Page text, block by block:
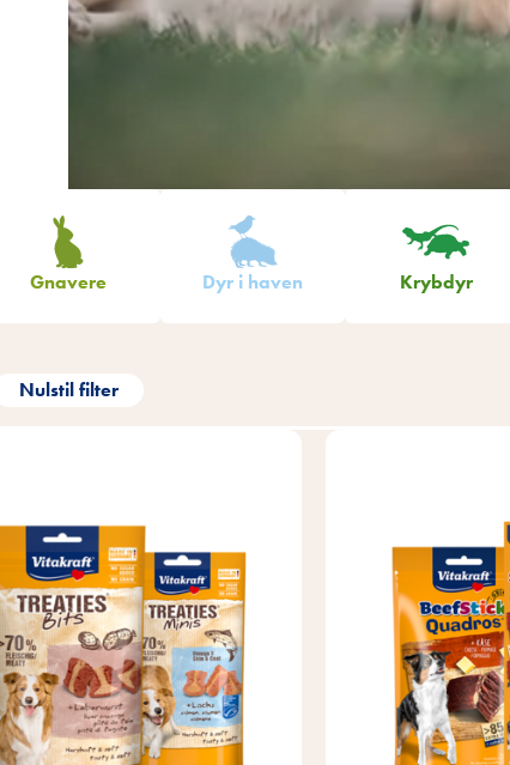
Gnavere Dyr i haven Krybdyr
Nulstil filter